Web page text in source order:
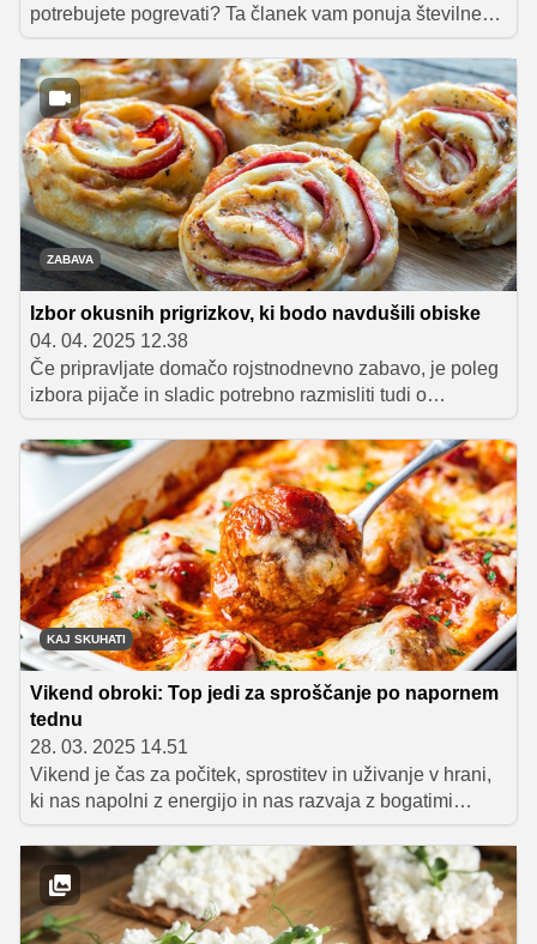
potrebujete pogrevati? Ta članek vam ponuja številne
možnosti za pripravo obrokov vnaprej. Odkrijte
čičerikine in avokadove kombinacije, testeninske solate,
žitne sklede in pisane zavitke, ki so popolna izbira za
pisarno ali pot. Ne pozabite tudi na sendviče in pa
solate v kozarcu!
ZABAVA
Izbor okusnih prigrizkov, ki bodo navdušili obiske
04. 04. 2025 12.38
Če pripravljate domačo rojstnodnevno zabavo, je poleg
izbora pijače in sladic potrebno razmisliti tudi o
prigrizkih, ki jih boste postregli gostom. Da vaši
povabljenci ne bodo grizljali samo čipsa, slanih palčk in
podobnih kupljenih prigrizkov, smo vam pripravili izbor
odličnih idej za tople in slane prigrizke, ki bodo vašo
zabavo spremenili v pravo gurmansko doživetje. Za
nekatere si boste morali vzeti čas, nekateri pa so
pripravljeni, kot bi mignil.
KAJ SKUHATI
Vikend obroki: Top jedi za sproščanje po napornem
tednu
28. 03. 2025 14.51
Vikend je čas za počitek, sprostitev in uživanje v hrani,
ki nas napolni z energijo in nas razvaja z bogatimi
okusi. Ko si želite malce predahniti po dolgem in
napornem tednu ter si povrniti novih moči, so idealna
izbira jedi, ki združujejo preprostost priprave in bogastvo
domačih okusov. Predstavljamo vam nekaj idej za
vikend obroke, ki bodo postali vaša nova najljubša